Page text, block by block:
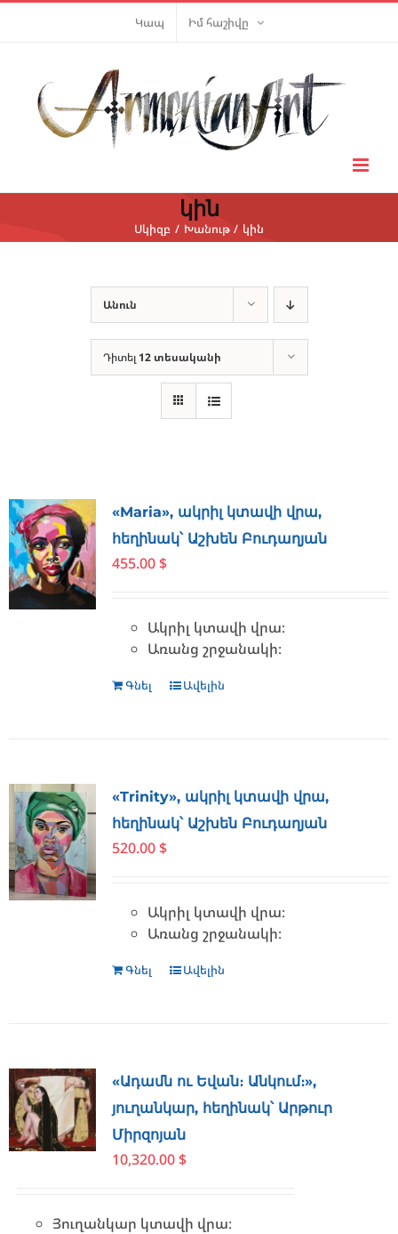
Կապ Իմ հաշիվը
կին
Սկիզբ Խանութ կին
Անուն
Դիտել 12 տեսականի
«Maria», ակրիլ կտավի վրա,
հեղինակ՝ Աշխեն Բուդաղյան
455.00 $
Ակրիլ կտավի վրա։
Առանց շրջանակի։
Գնել Ավելին
«Trinity», ակրիլ կտավի վրա,
հեղինակ՝ Աշխեն Բուդաղյան
520.00 $
Ակրիլ կտավի վրա։
Առանց շրջանակի։
Գնել Ավելին
«Ադամն ու Եվան։ Անկում։»,
յուղանկար, հեղինակ՝ Արթուր
Միրզոյան
10,320.00 $
Յուղանկար կտավի վրա։